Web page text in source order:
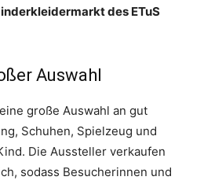
des ETuS
Auswahl
große Auswahl an gut
Schuhen, Spielzeug und
Die Aussteller verkaufen
sodass Besucherinnen und